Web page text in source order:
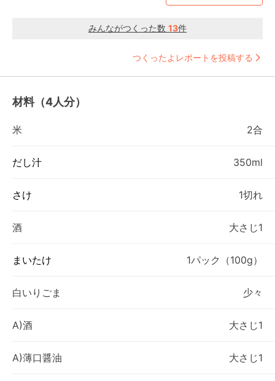
みんながつくった数 13件
つくったよレポートを投稿する
材料（4人分）
米 2合
だし汁 350ml
さけ 1切れ
酒 大さじ1
まいたけ 1パック（100g）
白いりごま 少々
A)酒 大さじ1
A)薄口醤油 大さじ1